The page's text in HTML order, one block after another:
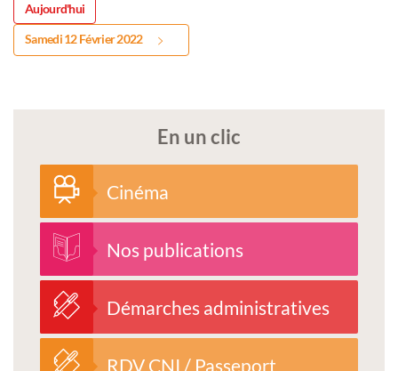
Aujourd'hui
Samedi 12 Février 2022
En un clic
Cinéma
Nos publications
Démarches administratives
RDV CNI / Passeport